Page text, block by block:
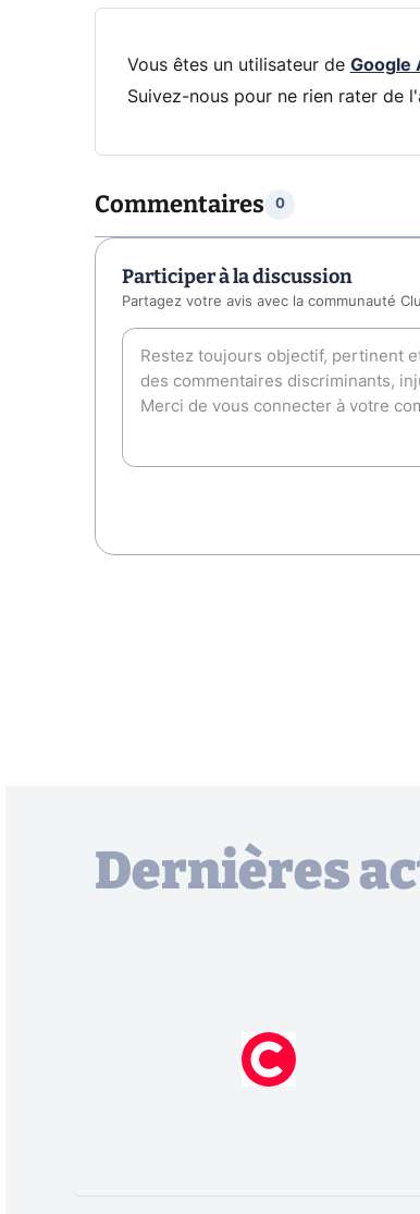
Vous êtes un utilisateur de Google
Suivez-nous pour ne rien rater de
Commentaires 0
Participer à la discussion
Partagez votre avis avec la communauté
Dernières